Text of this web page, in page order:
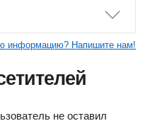
информацию? Напишите нам!
не оставил